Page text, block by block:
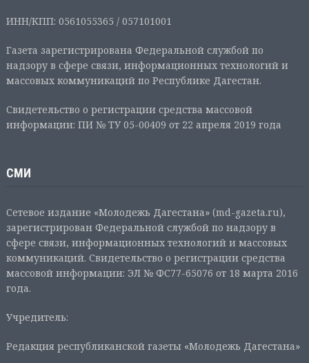
ИНН/КПП: 0561055365 / 057101001
Газета зарегистрирована Федеральной службой по
надзору в сфере связи, информационных технологий и
массовых коммуникаций по Республике Дагестан.
Свидетельство о регистрации средства массовой
информации: ПИ № ТУ 05-00409 от 22 апреля 2019 года
СМИ
Сетевое издание «Молодежь Дагестана» (md-gazeta.ru),
зарегистрирован Федеральной службой по надзору в
сфере связи, информационных технологий и массовых
коммуникаций. Свидетельство о регистрации средства
массовой информации: ЭЛ № ФС77-65076 от 18 марта 2016
года.
Учредитель:
Редакция республиканской газеты «Молодежь Дагестана»